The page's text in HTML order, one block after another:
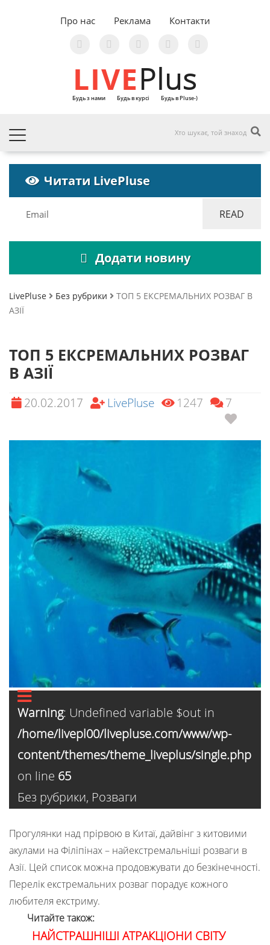
Про нас Реклама Контакти
LIVEPlus
Будь з нами Будь в курсі Будь в Pluse-)
Читати LivePluse
Додати новину
LivePluse Без рубрики
ТОП 5 ЕКСРЕМАЛЬНИХ РОЗВАГ В
АЗІЇ
ТОП 5 ЕКСРЕМАЛЬНИХ РОЗВАГ
В АЗІЇ
20.02.2017 LivePluse 1247 7
Warning: Undefined variable $out in
/home/livepl00/livepluse.com/www/wp-
content/themes/theme_liveplus/single.php
on line 65
Без рубрики, Розваги
Прогулянки над прірвою в Китаї, дайвінг з китовими
акулами на Філіпінах – найекстремальніші розваги в
Азії. Цей список можна продовжувати до безкінечності.
Перелік екстремальних розваг порадує кожного
любителя екстриму.
Читайте також:
НАЙСТРАШНІШІ АТРАКЦІОНИ СВІТУ